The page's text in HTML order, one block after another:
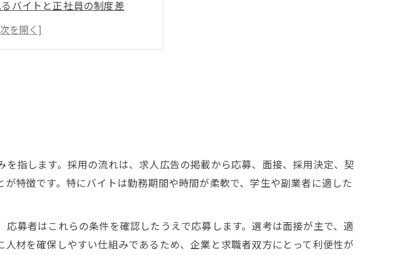
バイトと正社員の制度差
続きに必要な基礎知識
労働条件のポイント解説
イトの特徴
るバイト採用のポイント
要な広告表記と注意点
バイトの労働条件一覧
わる採用制度の実際
指します。採用の流れは、求人広告の掲載から応募、面接、採用決定、契
特徴です。特にバイトは勤務期間や時間が柔軟で、学生や副業者に適した
募者はこれらの条件を確認したうえで応募します。選考は面接が主で、適
材を確保しやすい仕組みであるため、企業と求職者双方にとって利便性が